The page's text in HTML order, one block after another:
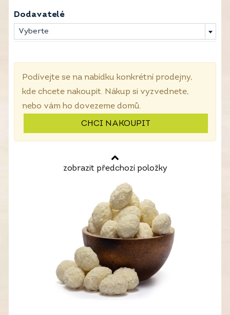
Dodavatelé
Vyberte
Podívejte se na nabídku konkrétní prodejny,
kde chcete nakoupit. Nákup si vyzvednete,
nebo vám ho dovezeme domů.
CHCI NAKOUPIT
zobrazit předchozí položky